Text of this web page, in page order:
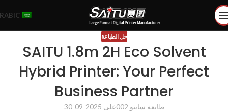
حل الطباعة
SAITU 1.8m 2H Eco Solvent
Hybrid Printer: Your Perfect
Business Partner
طابعة سايتو 002 على 2025-09-30